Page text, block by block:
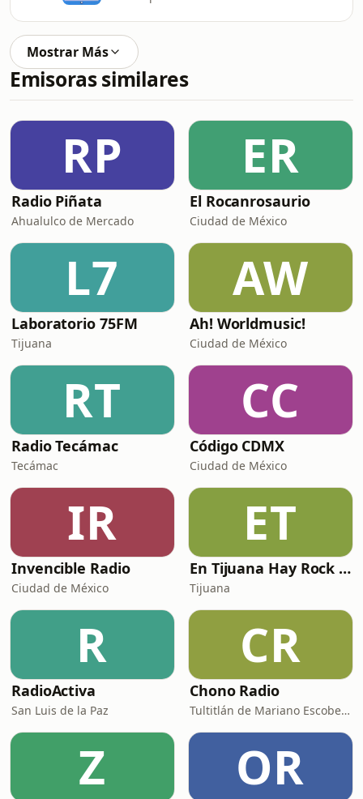
Mostrar Más
Emisoras similares
RP
Radio Piñata
Ahualulco de Mercado
ER
El Rocanrosaurio
Ciudad de México
L7
Laboratorio 75FM
Tijuana
AW
Ah! Worldmusic!
Ciudad de México
RT
Radio Tecámac
Tecámac
CC
Código CDMX
Ciudad de México
IR
Invencible Radio
Ciudad de México
ET
En Tijuana Hay Rock Radio FM
Tijuana
R
RadioActiva
San Luis de la Paz
CR
Chono Radio
Tultitlán de Mariano Escobedo
Z OR